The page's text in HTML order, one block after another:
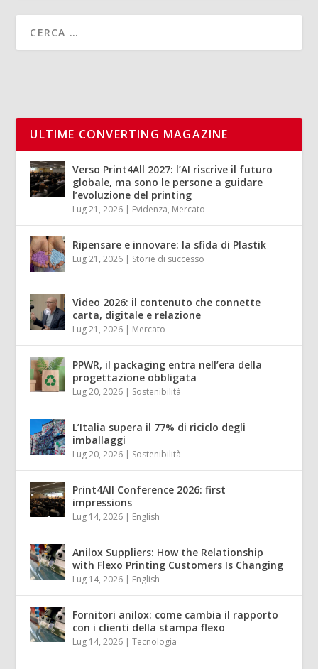
ULTIME CONVERTING MAGAZINE
Verso Print4All 2027: l’AI riscrive il futuro
globale, ma sono le persone a guidare
l’evoluzione del printing
Lug 21, 2026 | Evidenza, Mercato
Ripensare e innovare: la sfida di Plastik
Lug 21, 2026 | Storie di successo
Video 2026: il contenuto che connette
carta, digitale e relazione
Lug 21, 2026 | Mercato
PPWR, il packaging entra nell’era della
progettazione obbligata
Lug 20, 2026 | Sostenibilità
L’Italia supera il 77% di riciclo degli
imballaggi
Lug 20, 2026 | Sostenibilità
Print4All Conference 2026: first
impressions
Lug 14, 2026 | English
Anilox Suppliers: How the Relationship
with Flexo Printing Customers Is Changing
Lug 14, 2026 | English
Fornitori anilox: come cambia il rapporto
con i clienti della stampa flexo
Lug 14, 2026 |Tecnologia